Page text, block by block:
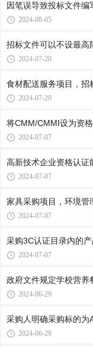
因笔误导致投标文件编
2024-08-05
招标文件可以不设最高
2024-07-20
食材配送服务项目，招
2024-07-20
将CMM/CMMI设为资
2024-07-07
高新技术企业资格认证
2024-07-07
家具采购项目，环境管
2024-07-07
采购3C认证目录内的
2024-07-07
政府文件规定学校营养
2024-06-29
采购人明确采购标的为
2024-06-29